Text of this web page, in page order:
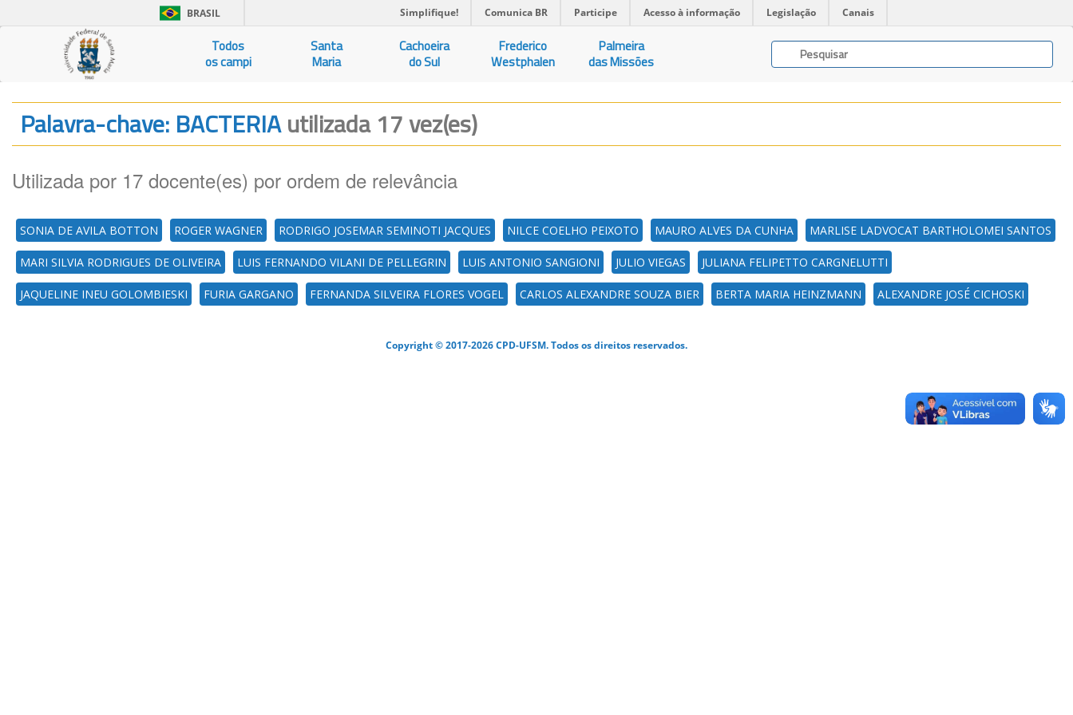
BRASIL Simplifique! Comunica BR Participe Acesso à informação Legislação Canais
Todos
os campi
Santa
Maria
Cachoeira
do Sul
Frederico
Westphalen
Palmeira
das Missões
Palavra-chave: BACTERIAutilizada 17 vez(es)
Utilizada por 17 docente(es) por ordem de relevância
SONIA DE AVILA BOTTON ROGER WAGNER RODRIGO JOSEMAR SEMINOTI JACQUES NILCE COELHO PEIXOTO MAURO ALVES DA CUNHA MARLISE LADVOCAT BARTHOLOMEI SANTOS
MARI SILVIA RODRIGUES DE OLIVEIRA LUIS FERNANDO VILANI DE PELLEGRIN LUIS ANTONIO SANGIONI JULIO VIEGAS JULIANA FELIPETTO CARGNELUTTI
JAQUELINE INEU GOLOMBIESKI FURIA GARGANO FERNANDA SILVEIRA FLORES VOGEL CARLOS ALEXANDRE SOUZA BIER BERTA MARIA HEINZMANN ALEXANDRE JOSÉ CICHOSKI
Copyright © 2017-2026 CPD-UFSM. Todos os direitos reservados.